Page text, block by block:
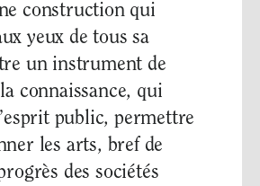
construction qui
yeux de tous sa
un instrument de
connaissance, qui
public, permettre
les arts, bref de
des sociétés